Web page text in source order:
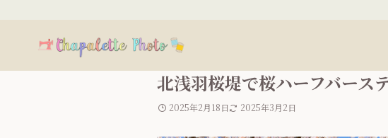
北浅羽桜堤で桜ハーフバース
2025年2月18日 2025年3月2日